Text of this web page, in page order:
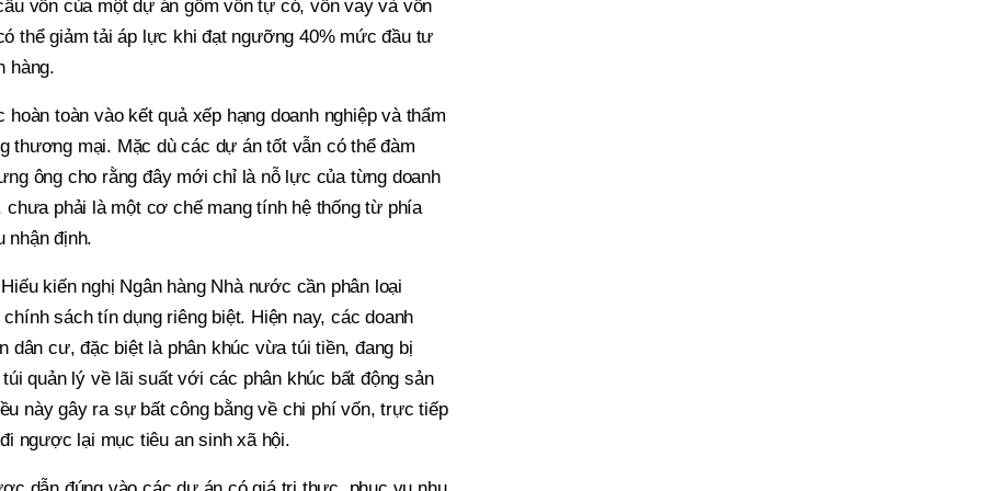
vốn của một dự án gồm vốn tự có, vốn vay và vốn
thể giảm tải áp lực khi đạt ngưỡng 40% mức đầu tư
hàng.
toàn vào kết quả xếp hạng doanh nghiệp và thẩm
thương mại. Mặc dù các dự án tốt vẫn có thể đàm
ông cho rằng đây mới chỉ là nỗ lực của từng doanh
chưa phải là một cơ chế mang tính hệ thống từ phía
nhận định.
kiến nghị Ngân hàng Nhà nước cần phân loại
sách tín dụng riêng biệt. Hiện nay, các doanh
dân cư, đặc biệt là phân khúc vừa túi tiền, đang bị
túi quản lý về lãi suất với các phân khúc bất động sản
này gây ra sự bất công bằng về chi phí vốn, trực tiếp
ngược lại mục tiêu an sinh xã hội.